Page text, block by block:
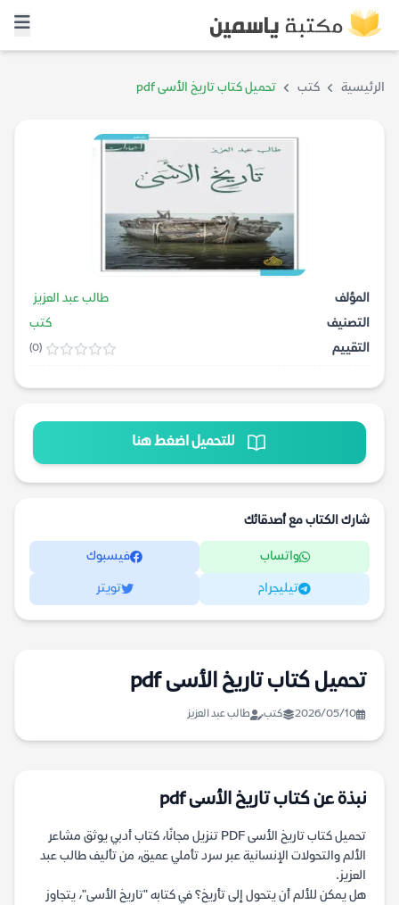
الرئيسية كتب تحميل كتاب تاريخ الأسى pdf
المؤلف
طالب عبد العزيز
التصنيف
كتب
التقييم
(0)
للتحميل اضغط هنا
شارك الكتاب مع أصدقائك
واتساب فيسبوك
تيليجرام تويتر
تحميل كتاب تاريخ الأسى pdf
2026/05/10 كتب طالب عبد العزيز
نبذة عن كتاب تاريخ الأسى pdf
تحميل كتاب تاريخ الأسى PDF تنزيل مجانًا، كتاب أدبي يوثق مشاعر
الألم والتحولات الإنسانية عبر سرد تأملي عميق، من تأليف طالب عبد
العزيز.
هل يمكن للألم أن يتحول إلى تأريخ؟ في كتابه "تاريخ الأسى"، يتجاوز